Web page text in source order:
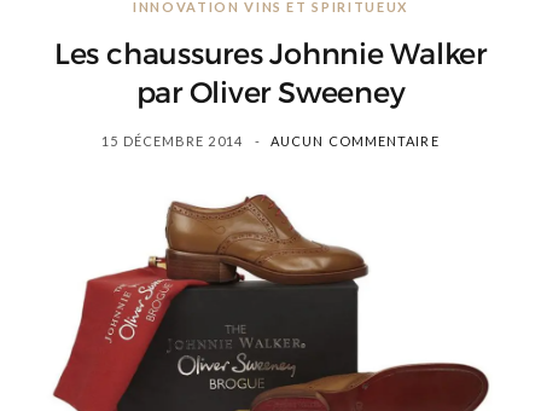
a
m
INNOVATION VINS ET SPIRITUEUX
Les chaussures Johnnie Walker
par Oliver Sweeney
15 DÉCEMBRE 2014 AUCUN COMMENTAIRE